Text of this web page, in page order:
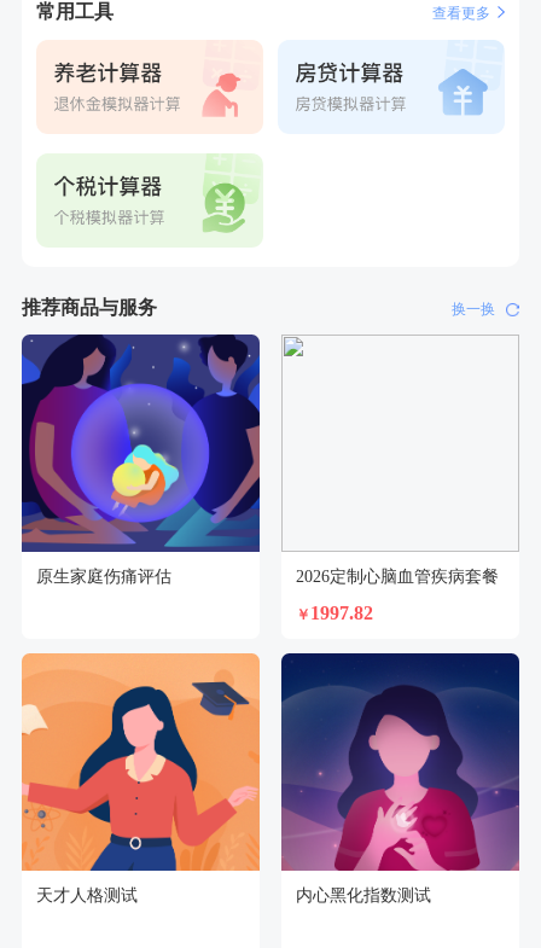
常用工具 查看更多
推荐商品与服务 换一换
原生家庭伤痛评估 2026定制心脑血管疾病套餐
￥ 1997.82
天才人格测试 内心黑化指数测试